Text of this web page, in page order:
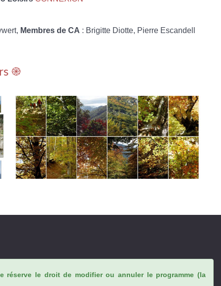
Membres de CA : Brigitte Diotte, Pierre Escandell
֎
réserve le droit de modifier ou annuler le programme (la